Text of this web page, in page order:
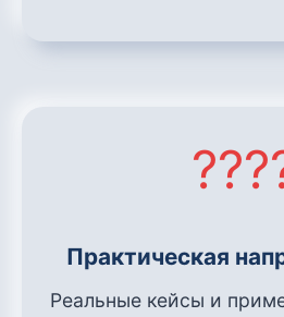
Практическая
Реальные кейсы и